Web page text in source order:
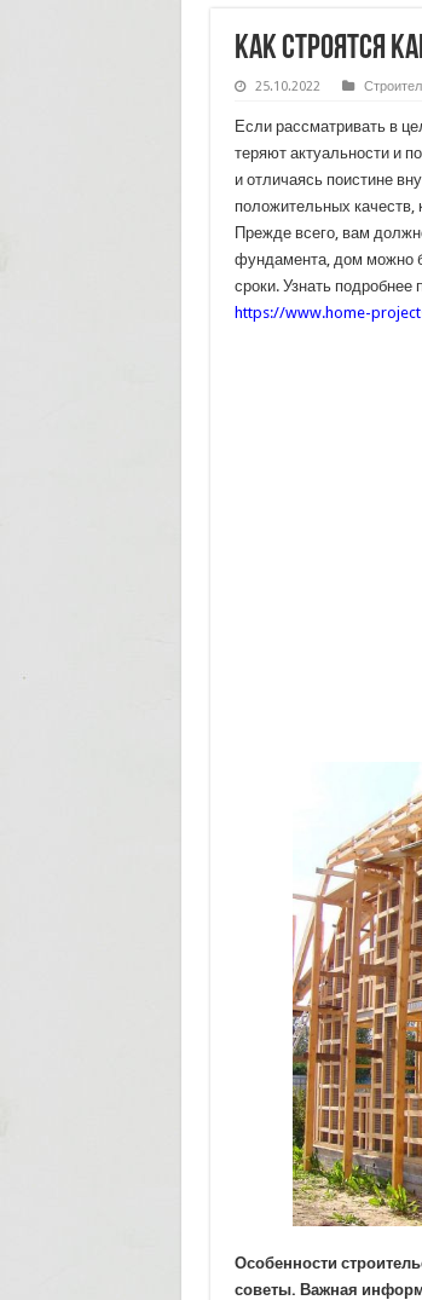
Как строятся
25.10.2022
Если рассматривать в
теряют актуальности и
и отличаясь поистине
положительных качеств,
Прежде всего, вам
фундамента, дом можно
сроки. Узнать
https://www.home-
Особенности
советы. Важная